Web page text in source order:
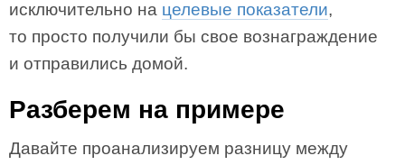
исключительно на целевые показатели,
то просто получили бы свое вознаграждение
и отправились домой.
Разберем на примере
Давайте проанализируем разницу между